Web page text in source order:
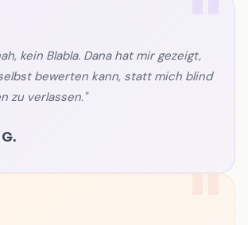
kein Blabla. Dana hat mir gezeigt,
bewerten kann, statt mich blind
zu verlassen."